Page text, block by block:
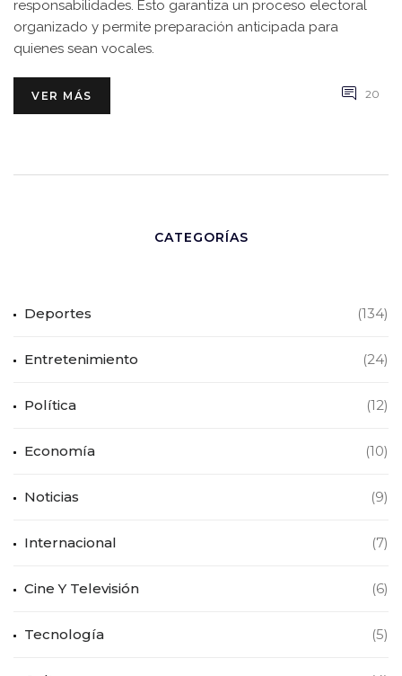
responsabilidades. Esto garantiza un proceso electoral
organizado y permite preparación anticipada para
quienes sean vocales.
VER MÁS 20
CATEGORÍAS
Deportes (134)
Entretenimiento (24)
Política (12)
Economía (10)
Noticias (9)
Internacional (7)
Cine Y Televisión (6)
Tecnología (5)